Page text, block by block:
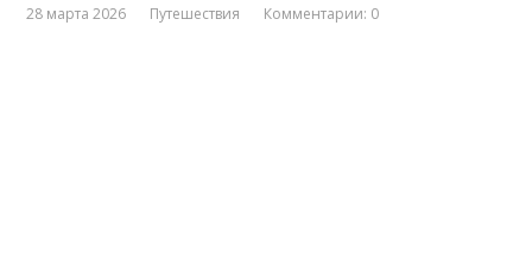
28 марта 2026 Путешествия Комментарии: 0